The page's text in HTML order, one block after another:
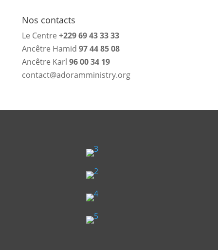
Nos contacts
Le Centre +229 69 43 33 33
Ancêtre Hamid 97 44 85 08
Ancêtre Karl 96 00 34 19
contact@adoramministry.org